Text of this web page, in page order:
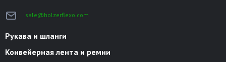
sale@holzerflexo.com
Рукава и шланги
Конвейерная лента и ремни